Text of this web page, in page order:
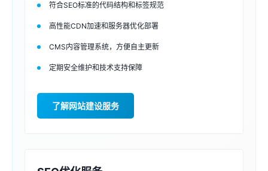
符合SEO标准的代码结构和标签规范
高性能CDN加速和服务器优化部署
CMS内容管理系统，方便自主更新
定期安全维护和技术支持保障
了解网站建设服务